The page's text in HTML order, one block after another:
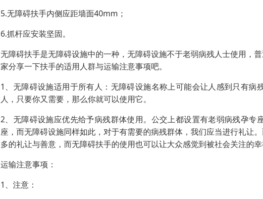
5.无障碍扶手内侧应距墙面40mm；
6.抓杆应安装坚固。
无障碍扶手是无障碍设施中的一种，无障碍设施不于老弱病残人士使用，
家分享一下扶手的适用人群与运输注意事项吧。
1、无障碍设施适用于所有人：无障碍设施名称上可能会让人感到只有
人，只要你又需要，那么你就可以使用它。
2、无障碍设施应优先给予病残群体使用。公交上都设置有老弱病残孕
座，而无障碍设施同样如此，对于有需要的病残群体，我们应当进行礼让
多的礼让与善意，而无障碍扶手的使用也可以让大众感觉到被社会关注的
运输注意事项：
1、注意：